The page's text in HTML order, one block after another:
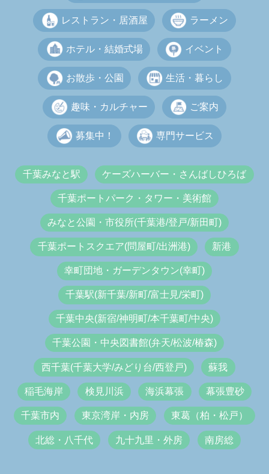
レストラン・居酒屋 ラーメン
ホテル・結婚式場 イベント
お散歩・公園 生活・暮らし
趣味・カルチャー ご案内
募集中！ 専門サービス
千葉みなと駅 ケーズハーバー・さんばしひろば
千葉ポートパーク・タワー・美術館
みなと公園・市役所(千葉港/登戸/新田町)
千葉ポートスクエア(問屋町/出洲港) 新港
幸町団地・ガーデンタウン(幸町)
千葉駅(新千葉/新町/富士見/栄町)
千葉中央(新宿/神明町/本千葉町/中央)
千葉公園・中央図書館(弁天/松波/椿森)
西千葉(千葉大学/みどり台/西登戸) 蘇我
稲毛海岸 検見川浜 海浜幕張 幕張豊砂
千葉市内 東京湾岸・内房 東葛（柏・松戸）
北総・八千代 九十九里・外房 南房総